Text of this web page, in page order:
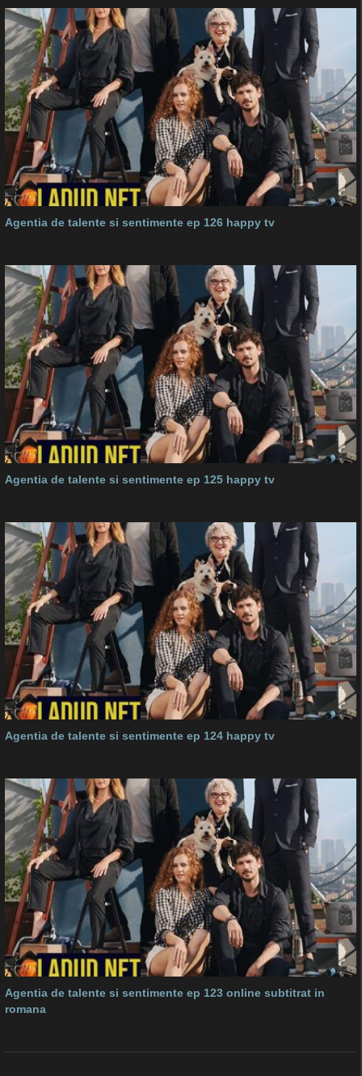
Agentia de talente si sentimente ep 126 happy tv
Agentia de talente si sentimente ep 125 happy tv
Agentia de talente si sentimente ep 124 happy tv
Agentia de talente si sentimente ep 123 online subtitrat in
romana